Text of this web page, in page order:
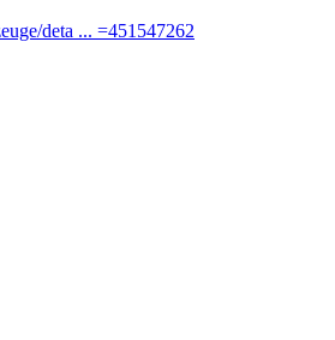
deta ... =451547262